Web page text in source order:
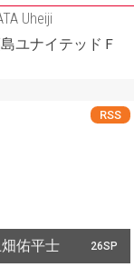
Uheiji
島ユナイテッドＦ
RSS
26SP
佑平士